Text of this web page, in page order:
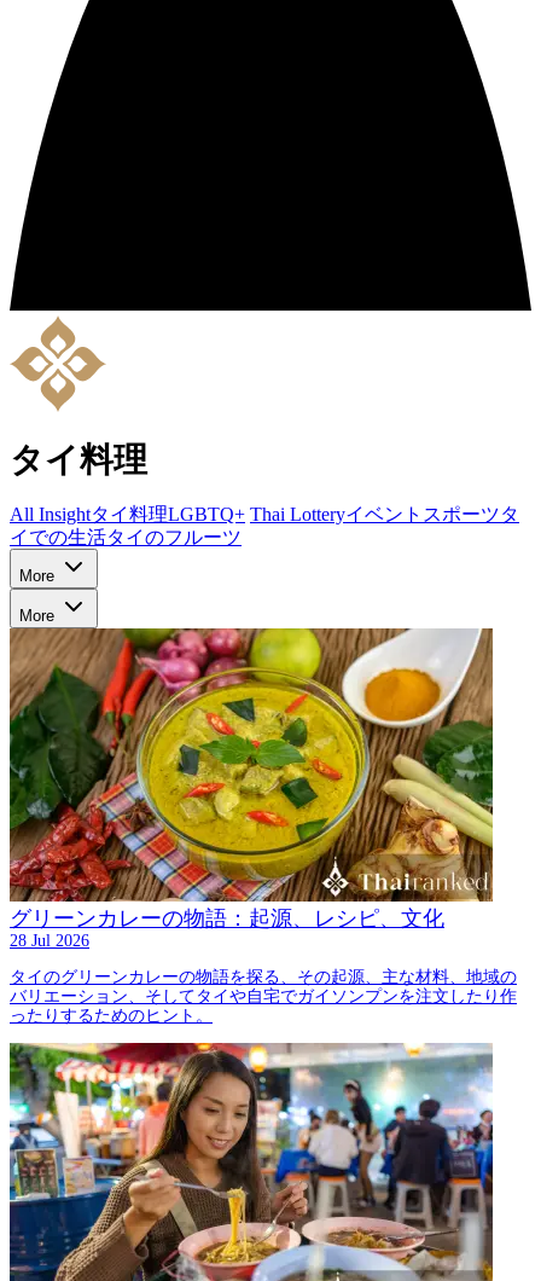
タイ料理
All Insightタイ料理LGBTQ+ Thai Lotteryイベント スポーツタ
イでの生活タイのフルーツ
More
More
グリーンカレーの物語：起源、レシピ、文化
28 Jul 2026
タイのグリーンカレーの物語を探る、その起源、主な材料、地域の
バリエーション、そしてタイや自宅でガイソンプンを注文したり作
ったりするためのヒント。